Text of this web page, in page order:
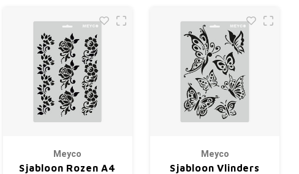
Meyco
Sjabloon Rozen A4
Meyco
Sjabloon Vlinders